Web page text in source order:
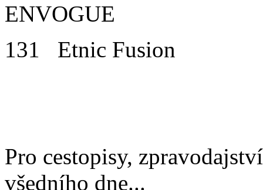
ENVOGUE
131 Etnic Fusion
Pro cestopisy,
všedního dne...